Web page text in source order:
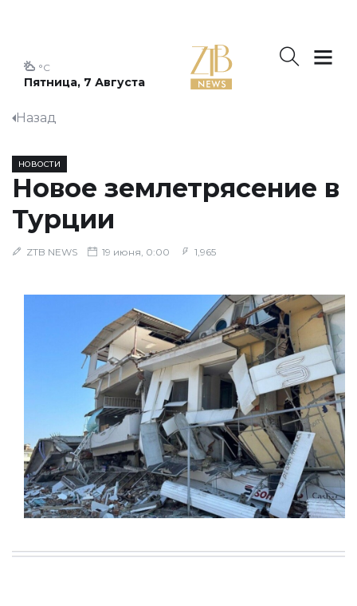
Пятница, 7 Августа
°C
Назад
НОВОСТИ
Новое землетрясение в
Турции
ZTB NEWS 19 июня, 0:00 1,965